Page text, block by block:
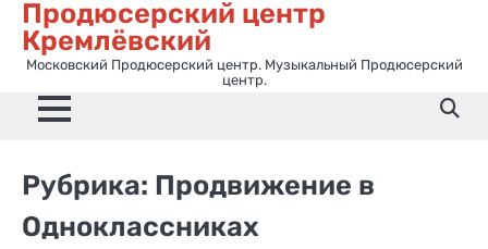
Перейти
содержимому
Продюсерский центр
Кремлёвский
Московский Продюсерский центр. Музыкальный Продюсерский
центр.
Рубрика: Продвижение в
Одноклассниках